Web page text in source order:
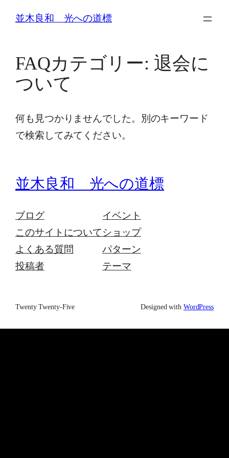
並木良和 光への道標
FAQカテゴリー: 退会に
ついて
何も見つかりませんでした。別のキーワード
で検索してみてください。
並木良和 光への道標
ブログ
このサイトについて
よくある質問
投稿者
イベント
ショップ
パターン
テーマ
Twenty Twenty-Five Designed with WordPress